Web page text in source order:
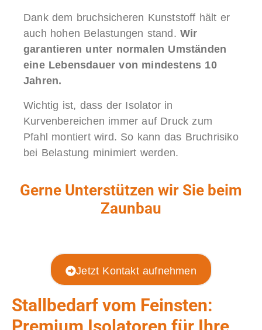
Dank dem bruchsicheren Kunststoff hält er
auch hohen Belastungen stand. Wir
garantieren unter normalen Umständen
eine Lebensdauer von mindestens 10
Jahren.
Wichtig ist, dass der Isolator in
Kurvenbereichen immer auf Druck zum
Pfahl montiert wird. So kann das Bruchrisiko
bei Belastung minimiert werden.
Gerne Unterstützen wir Sie beim
Zaunbau
Jetzt Kontakt aufnehmen
Stallbedarf vom Feinsten: